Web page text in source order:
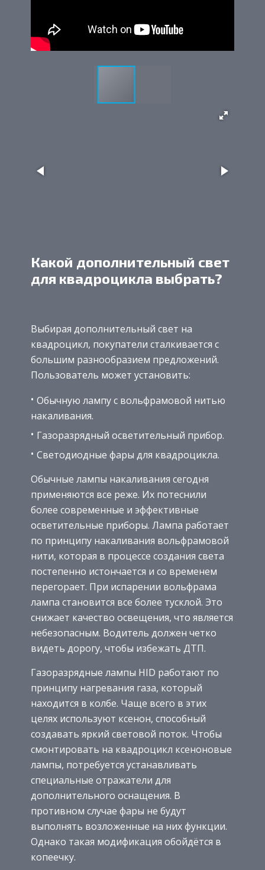
Какой дополнительный свет
для квадроцикла выбрать?
Выбирая дополнительный свет на
квадроцикл, покупатели сталкивается с
большим разнообразием предложений.
Пользователь может установить:
Обычную лампу с вольфрамовой нитью
накаливания.
Газоразрядный осветительный прибор.
Светодиодные фары для квадроцикла.
Обычные лампы накаливания сегодня
применяются все реже. Их потеснили
более современные и эффективные
осветительные приборы. Лампа работает
по принципу накаливания вольфрамовой
нити, которая в процессе создания света
постепенно истончается и со временем
перегорает. При испарении вольфрама
лампа становится все более тусклой. Это
снижает качество освещения, что является
небезопасным. Водитель должен четко
видеть дорогу, чтобы избежать ДТП.
Газоразрядные лампы HID работают по
принципу нагревания газа, который
находится в колбе. Чаще всего в этих
целях используют ксенон, способный
создавать яркий световой поток. Чтобы
смонтировать на квадроцикл ксеноновые
лампы, потребуется устанавливать
специальные отражатели для
дополнительного оснащения. В
противном случае фары не будут
выполнять возложенные на них функции.
Однако такая модификация обойдётся в
копеечку.